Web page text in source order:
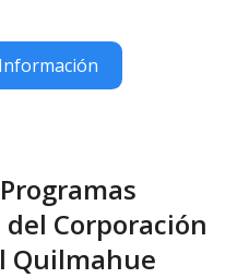
Corporación
Quilmahue